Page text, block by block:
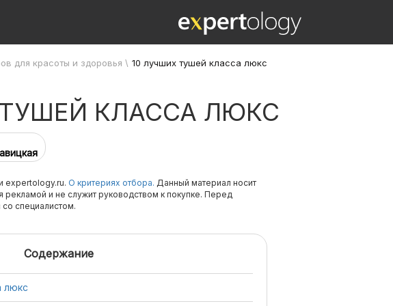
для красоты и здоровья \ 10 лучших тушей класса люкс
КЛАССА ЛЮКС
expertology.ru. О критериях отбора. Данный материал носит
рекламой и не служит руководством к покупке. Перед
специалистом.
Содержание
люкс